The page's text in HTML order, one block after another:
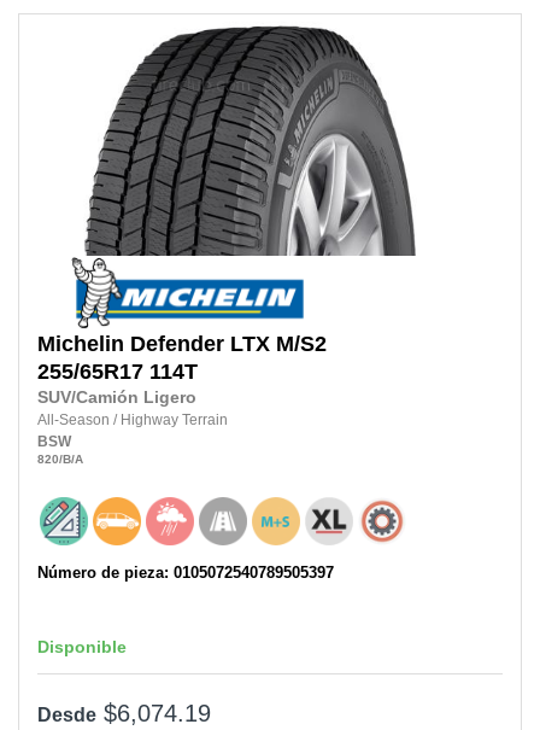
Michelin Defender LTX M/S2
255/65R17 114T
SUV/Camión Ligero
All-Season / Highway Terrain
BSW
820/B/A
Número de pieza: 0105072540789505397
Disponible
Desde $6,074.19